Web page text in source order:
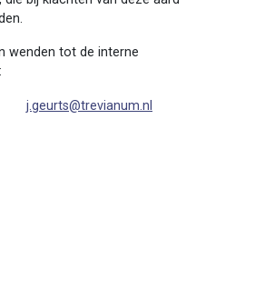
wenden tot de interne
j.geurts@trevianum.nl